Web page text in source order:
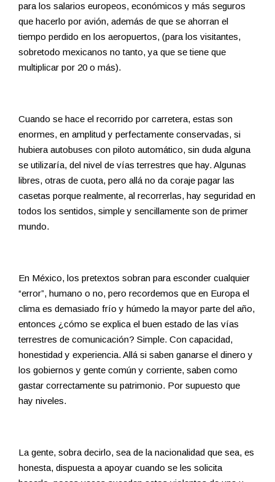
para los salarios europeos, económicos y más seguros
que hacerlo por avión, además de que se ahorran el
tiempo perdido en los aeropuertos, (para los visitantes,
sobretodo mexicanos no tanto, ya que se tiene que
multiplicar por 20 o más).
Cuando se hace el recorrido por carretera, estas son
enormes, en amplitud y perfectamente conservadas, si
hubiera autobuses con piloto automático, sin duda alguna
se utilizaría, del nivel de vías terrestres que hay. Algunas
libres, otras de cuota, pero allá no da coraje pagar las
casetas porque realmente, al recorrerlas, hay seguridad en
todos los sentidos, simple y sencillamente son de primer
mundo.
En México, los pretextos sobran para esconder cualquier
“error”, humano o no, pero recordemos que en Europa el
clima es demasiado frío y húmedo la mayor parte del año,
entonces ¿cómo se explica el buen estado de las vías
terrestres de comunicación? Simple. Con capacidad,
honestidad y experiencia. Allá si saben ganarse el dinero y
los gobiernos y gente común y corriente, saben como
gastar correctamente su patrimonio. Por supuesto que
hay niveles.
La gente, sobra decirlo, sea de la nacionalidad que sea, es
honesta, dispuesta a apoyar cuando se les solicita